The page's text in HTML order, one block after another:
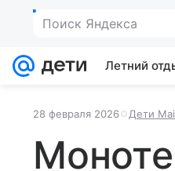
Поиск Яндекса
Летний
28 февраля 2026 Дети